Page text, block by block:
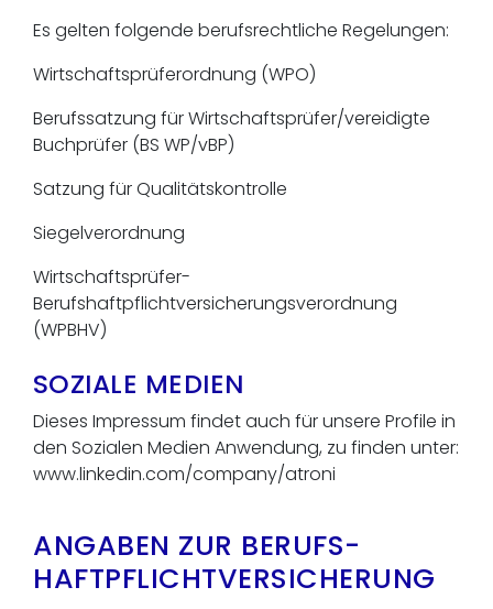
Es gelten folgende berufsrechtliche Regelungen:
Wirtschaftsprüferordnung (WPO)
Berufssatzung für Wirtschaftsprüfer/vereidigte
Buchprüfer (BS WP/vBP)
Satzung für Qualitätskontrolle
Siegelverordnung
Wirtschaftsprüfer-
Berufshaftpflichtversicherungsverordnung
(WPBHV)
SOZIALE MEDIEN
Dieses Impressum findet auch für unsere Profile in
den Sozialen Medien Anwendung, zu finden unter:
www.linkedin.com/company/atroni
ANGABEN ZUR BERUFS­
HAFTPFLICHT­VERSICHERUNG